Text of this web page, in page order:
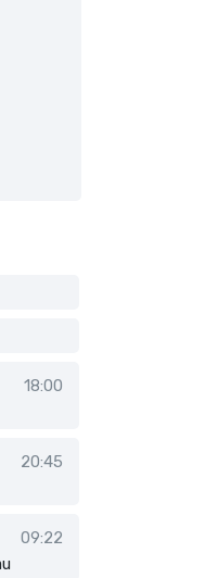
18:00
20:45
09:22